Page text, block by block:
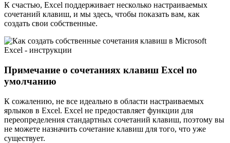
К счастью, Excel поддерживает несколько настраиваемых
сочетаний клавиш, и мы здесь, чтобы показать вам, как
создать свои собственные.
Примечание о сочетаниях клавиш Excel по
умолчанию
К сожалению, не все идеально в области настраиваемых
ярлыков в Excel. Excel не предоставляет функции для
переопределения стандартных сочетаний клавиш, поэтому вы
не можете назначить сочетание клавиш для того, что уже
существует.